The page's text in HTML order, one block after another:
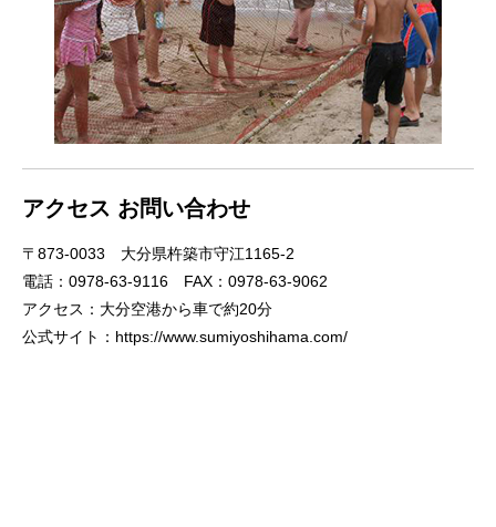
アクセス お問い合わせ
〒873-0033 大分県杵築市守江1165-2
電話：0978-63-9116 FAX：0978-63-9062
アクセス：大分空港から車で約20分
公式サイト： https://www.sumiyoshihama.com/